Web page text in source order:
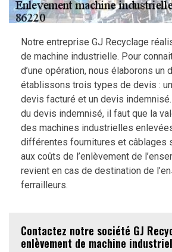
Notre entreprise GJ Recyclage
de machine industrielle. Pour
d’une opération, nous élaborons un
établissons trois types de devis :
devis facturé et un devis
du devis indemnisé, il faut que la
des machines industrielles
différentes fournitures et câblages
aux coûts de l’enlèvement de
revient en cas de destination de
ferrailleurs.
Contactez notre société GJ
enlèvement de machine